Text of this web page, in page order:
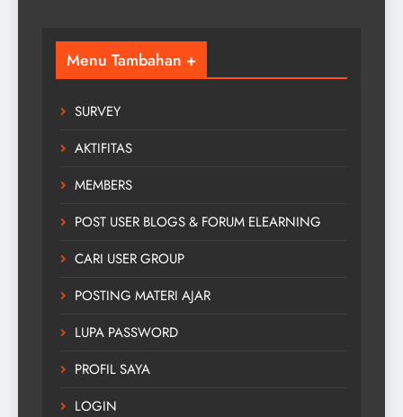
Menu Tambahan +
SURVEY
AKTIFITAS
MEMBERS
POST USER BLOGS & FORUM ELEARNING
CARI USER GROUP
POSTING MATERI AJAR
LUPA PASSWORD
PROFIL SAYA
LOGIN